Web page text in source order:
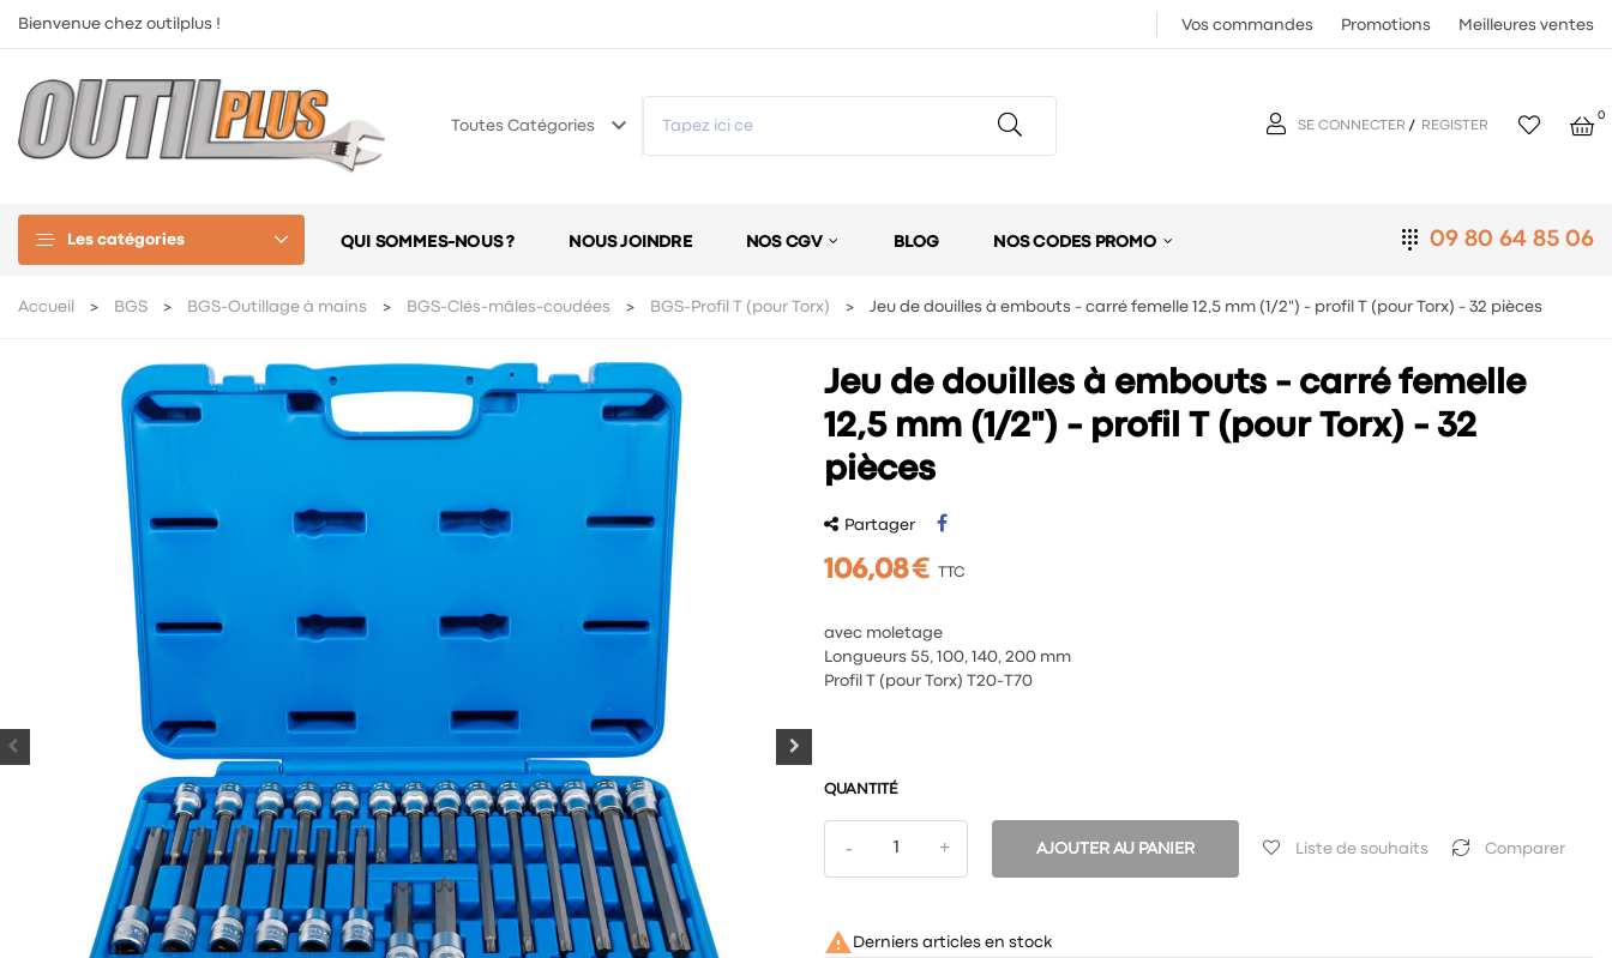
Bienvenue chez outilplus ! Vos commandes Promotions Meilleures ventes
Toutes Catégories keyboard_arrow_down SE CONNECTER / REGISTER
0
Les catégories QUI SOMMES-NOUS ? NOUS JOINDRE NOS CGV BLOG NOS CODES PROMO 09 80 64 85 06
Accueil BGS BGS-Outillage à mains BGS-Clés-mâles-coudées BGS-Profil T (pour Torx) Jeu de douilles à embouts - carré femelle 12,5 mm (1/2") - profil T (pour Torx) - 32 pièces
Jeu de douilles à embouts - carré femelle
12,5 mm (1/2") - profil T (pour Torx) - 32
pièces
Partager
106,08 € TTC
avec moletage
Longueurs 55, 100, 140, 200 mm
Profil T (pour Torx) T20-T70
QUANTITÉ
AJOUTER AU PANIER Liste de souhaits Comparer
 Derniers articles en stock